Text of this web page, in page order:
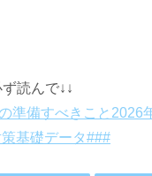
読んで↓↓
準備すべきこと2026
基礎データ###